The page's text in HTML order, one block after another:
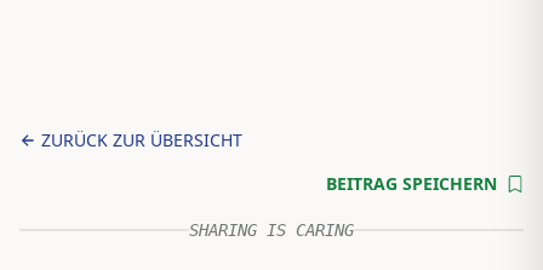
ZURÜCK ZUR ÜBERSICHT
BEITRAG SPEICHERN
SHARING IS CARING